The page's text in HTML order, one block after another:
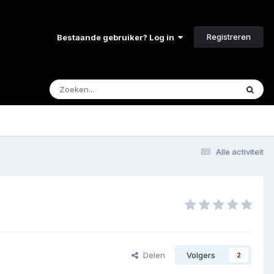
Bestaande gebruiker? Log in Registreren
Alle activiteit
Delen Volgers 2